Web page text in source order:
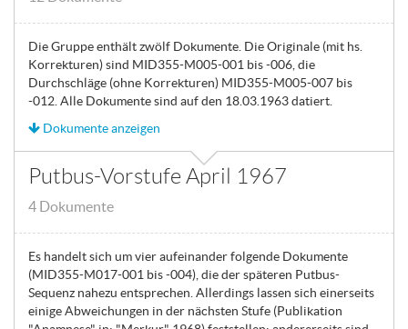
Die Gruppe enthält zwölf Dokumente. Die Originale (mit hs.
Korrekturen) sind MID355-M005-001 bis -006, die
Durchschläge (ohne Korrekturen) MID355-M005-007 bis
-012. Alle Dokumente sind auf den 18.03.1963 datiert.
Dokumente anzeigen
Putbus-Vorstufe April 1967
4 Dokumente
Es handelt sich um vier aufeinander folgende Dokumente
(MID355-M017-001 bis -004), die der späteren Putbus-
Sequenz nahezu entsprechen. Allerdings lassen sich einerseits
einige Abweichungen in der nächsten Stufe (Publikation